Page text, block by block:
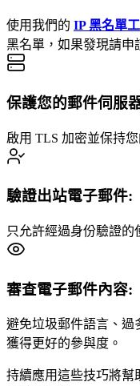
使用我們的 IP 黑名單
黑名單，如果發現請申
保護您的郵件伺服
啟用 TLS 加密並保持
驗證出站電子郵件:
只允許經過身份驗證的
審查電子郵件內容:
避免垃圾郵件語言、過
獲得更好的參與度。
持續應用這些技巧將幫